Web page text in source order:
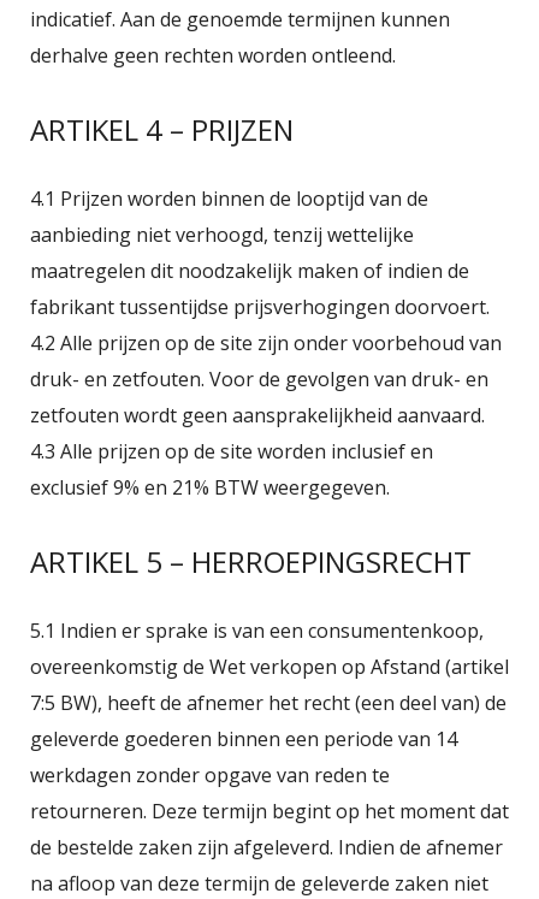
indicatief. Aan de genoemde termijnen kunnen
derhalve geen rechten worden ontleend.
ARTIKEL 4 – PRIJZEN
4.1 Prijzen worden binnen de looptijd van de
aanbieding niet verhoogd, tenzij wettelijke
maatregelen dit noodzakelijk maken of indien de
fabrikant tussentijdse prijsverhogingen doorvoert.
4.2 Alle prijzen op de site zijn onder voorbehoud van
druk- en zetfouten. Voor de gevolgen van druk- en
zetfouten wordt geen aansprakelijkheid aanvaard.
4.3 Alle prijzen op de site worden inclusief en
exclusief 9% en 21% BTW weergegeven.
ARTIKEL 5 – HERROEPINGSRECHT
5.1 Indien er sprake is van een consumentenkoop,
overeenkomstig de Wet verkopen op Afstand (artikel
7:5 BW), heeft de afnemer het recht (een deel van) de
geleverde goederen binnen een periode van 14
werkdagen zonder opgave van reden te
retourneren. Deze termijn begint op het moment dat
de bestelde zaken zijn afgeleverd. Indien de afnemer
na afloop van deze termijn de geleverde zaken niet